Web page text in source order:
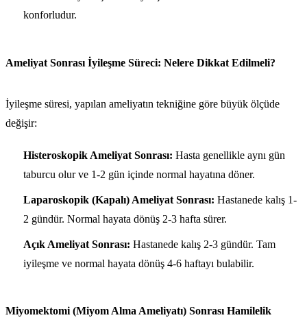
konforludur.
Ameliyat Sonrası İyileşme Süreci: Nelere Dikkat Edilmeli?
İyileşme süresi, yapılan ameliyatın tekniğine göre büyük ölçüde
değişir:
Histeroskopik Ameliyat Sonrası: Hasta genellikle aynı gün
taburcu olur ve 1-2 gün içinde normal hayatına döner.
Laparoskopik (Kapalı) Ameliyat Sonrası: Hastanede kalış 1-
2 gündür. Normal hayata dönüş 2-3 hafta sürer.
Açık Ameliyat Sonrası: Hastanede kalış 2-3 gündür. Tam
iyileşme ve normal hayata dönüş 4-6 haftayı bulabilir.
Miyomektomi (Miyom Alma Ameliyatı) Sonrası Hamilelik